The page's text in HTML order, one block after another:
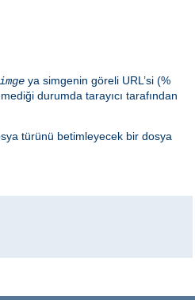
ya simgenin göreli URL’si (%
durumda tarayıcı tarafından
türünü betimleyecek bir dosya